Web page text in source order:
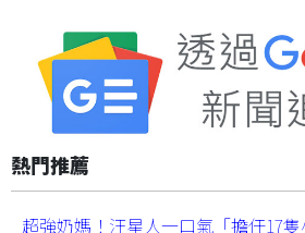
熱門推薦
超強奶媽！汪星人一口氣「擔任17